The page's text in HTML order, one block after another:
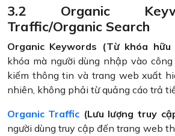
3.2 Organic
Traffic/Organic Search
Organic Keywords (Từ khóa hữu
khóa mà người dùng nhập vào
kiếm thông tin và trang web xuất
nhiên, không phải từ quảng cáo trả
Organic Traffic (Lưu lượng truy
người dùng truy cập đến trang web